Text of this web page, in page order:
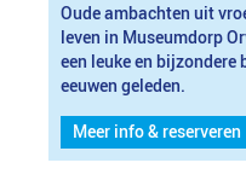
Oude ambachten uit
leven in Museumdorp
een leuke en
eeuwen geleden.
Meer info & reserveren